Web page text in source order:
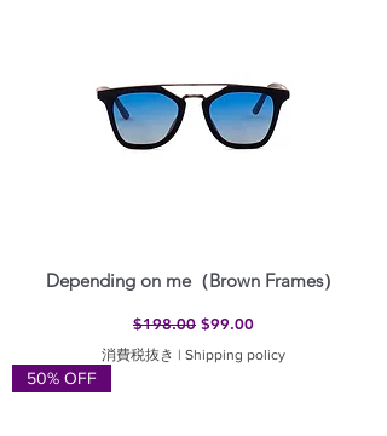
Depending on me（Brown Frames）
通常価格
$198.00 セール価格
$99.00
消費税抜き | Shipping policy
50% OFF